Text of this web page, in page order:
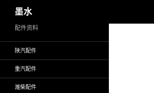
至
墨水
配件资料
陕汽配件
重汽配件
潍柴配件